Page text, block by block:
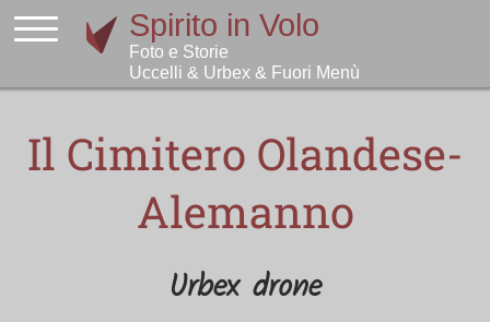
Il Cimitero Olandese-
Alemanno
Urbex drone